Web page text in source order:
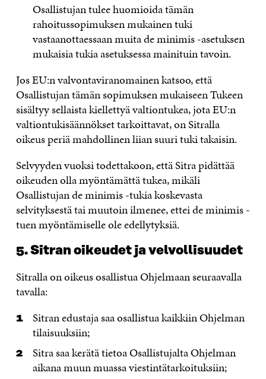
Osallistujan tulee huomioida tämän
rahoitussopimuksen mukainen tuki
vastaanottaessaan muita de minimis -asetuksen
mukaisia tukia asetuksessa mainituin tavoin.
Jos EU:n valvontaviranomainen katsoo, että
Osallistujan tämän sopimuksen mukaiseen Tukeen
sisältyy sellaista kiellettyä valtiontukea, jota EU:n
valtiontukisäännökset tarkoittavat, on Sitralla
oikeus periä mahdollinen liian suuri tuki takaisin.
Selvyyden vuoksi todettakoon, että Sitra pidättää
oikeuden olla myöntämättä tukea, mikäli
Osallistujan de minimis -tukia koskevasta
selvityksestä tai muutoin ilmenee, ettei de minimis -
tuen myöntämiselle ole edellytyksiä.
5. Sitran oikeudet ja velvollisuudet
Sitralla on oikeus osallistua Ohjelmaan seuraavalla
tavalla:
Sitran edustaja saa osallistua kaikkiin Ohjelman
tilaisuuksiin;
Sitra saa kerätä tietoa Osallistujalta Ohjelman
aikana muun muassa viestintätarkoituksiin;